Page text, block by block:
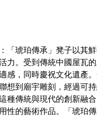
「琥珀傳承」凳子以其
力。受到傳統中國屋瓦
感，同時慶祝文化遺產
想到廟宇雕刻，經過可
種傳統與現代的創新融
性的藝術作品。「琥珀